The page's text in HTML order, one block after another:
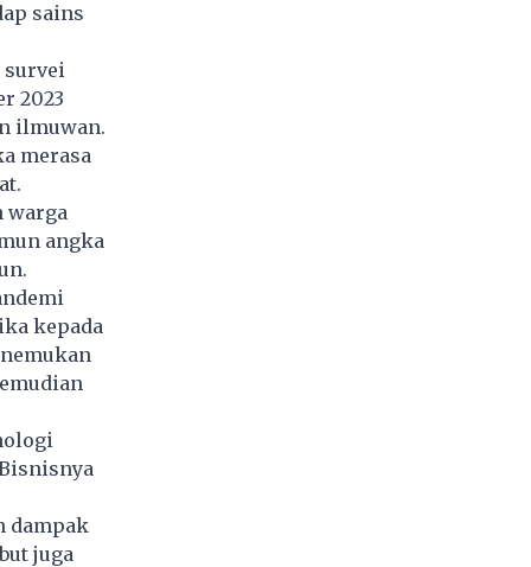
sains
survei
2023
ilmuwan.
merasa
warga
angka
kepada
dampak
juga